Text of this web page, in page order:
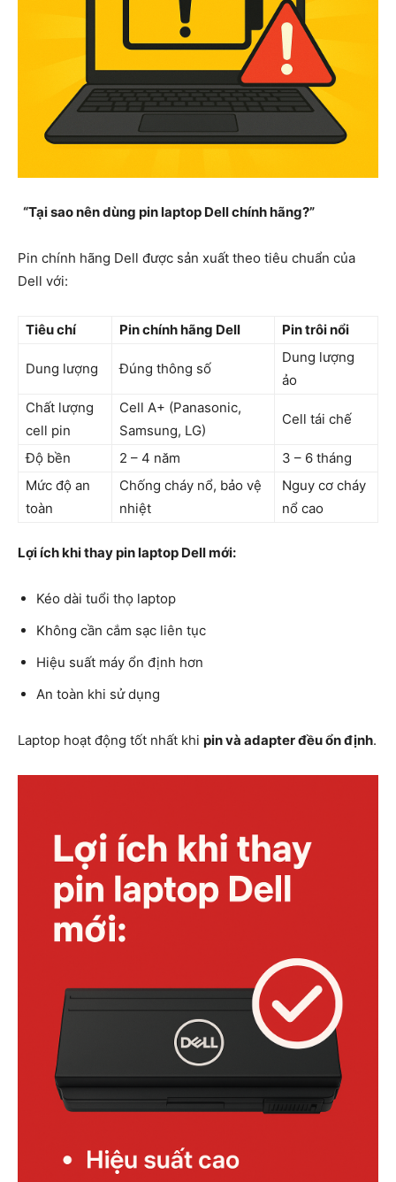
“Tại sao nên dùng pin laptop Dell chính hãng?”
Pin chính hãng Dell được sản xuất theo tiêu chuẩn của
Dell với:
Tiêu chí Pin chính hãng Dell Pin trôi nổi
Dung lượng Đúng thông số
Dung lượng
ảo
Chất lượng
cell pin
Cell A+ (Panasonic,
Samsung, LG)
Cell tái chế
Độ bền 2 – 4 năm
3 – 6 tháng
Mức độ an
toàn
Chống cháy nổ, bảo vệ
nhiệt
Nguy cơ cháy
nổ cao
Lợi ích khi thay pin laptop Dell mới:
Kéo dài tuổi thọ laptop
Không cần cắm sạc liên tục
Hiệu suất máy ổn định hơn
An toàn khi sử dụng
Laptop hoạt động tốt nhất khi pin và adapter đều ổn định.